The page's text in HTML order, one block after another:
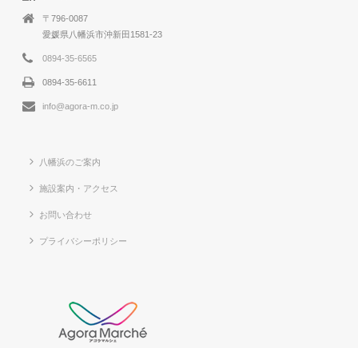
〒796-0087
愛媛県八幡浜市沖新田1581-23
0894-35-6565
0894-35-6611
info@agora-m.co.jp
八幡浜のご案内
施設案内・アクセス
お問い合わせ
プライバシーポリシー